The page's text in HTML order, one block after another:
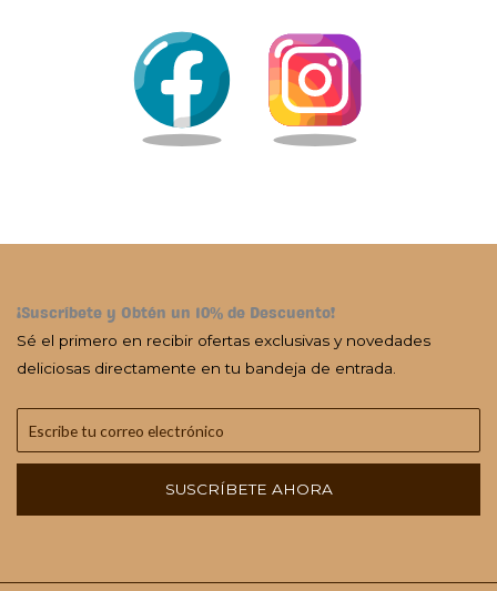
¡Suscríbete y Obtén un 10% de Descuento!
Sé el primero en recibir ofertas exclusivas y novedades
deliciosas directamente en tu bandeja de entrada.
SUSCRÍBETE AHORA